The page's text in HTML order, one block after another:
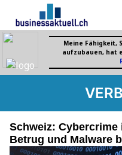
Schweiz:
Betrug und Malware